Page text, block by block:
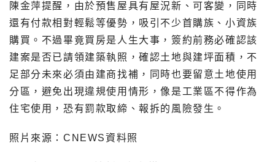
陳金萍提醒，由於預售屋具有屋況新、可客變，同時
還有付款相對輕鬆等優勢，吸引不少首購族、小資族
購買。不過畢竟買房是人生大事，簽約前務必確認該
建案是否已請領建築執照，確認土地與建坪面積，不
足部分未來必須由建商找補，同時也要留意土地使用
分區，避免出現違規使用情形，像是工業區不得作為
住宅使用，恐有罰款取締、報拆的風險發生。
照片來源：CNEWS資料照